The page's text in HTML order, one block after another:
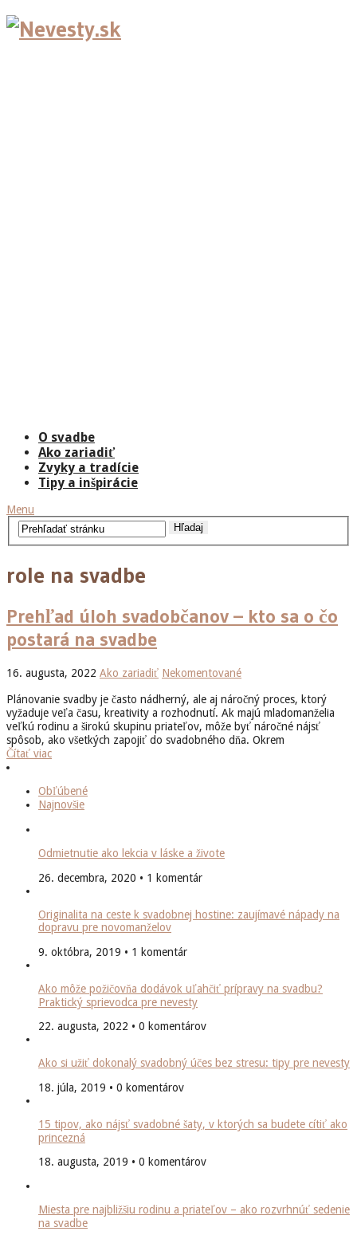
O svadbe
Ako zariadiť
Zvyky a tradície
Tipy a inšpirácie
Menu
role na svadbe
Prehľad úloh svadobčanov – kto sa o čo
postará na svadbe
16. augusta, 2022 Ako zariadiť Nekomentované
Plánovanie svadby je často nádherný, ale aj náročný proces, ktorý
vyžaduje veľa času, kreativity a rozhodnutí. Ak majú mladomanželia
veľkú rodinu a širokú skupinu priateľov, môže byť náročné nájsť
spôsob, ako všetkých zapojiť do svadobného dňa. Okrem
Čítať viac
Obľúbené
Najnovšie
Odmietnutie ako lekcia v láske a živote
26. decembra, 2020 • 1 komentár
Originalita na ceste k svadobnej hostine: zaujímavé nápady na
dopravu pre novomanželov
9. októbra, 2019 • 1 komentár
Ako môže požičovňa dodávok uľahčiť prípravy na svadbu?
Praktický sprievodca pre nevesty
22. augusta, 2022 • 0 komentárov
Ako si užiť dokonalý svadobný účes bez stresu: tipy pre nevesty
18. júla, 2019 • 0 komentárov
15 tipov, ako nájsť svadobné šaty, v ktorých sa budete cítiť ako
princezná
18. augusta, 2019 • 0 komentárov
Miesta pre najbližšiu rodinu a priateľov – ako rozvrhnúť sedenie
na svadbe